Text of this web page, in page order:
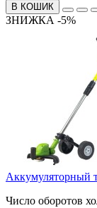
В КОШИК
ЗНИЖКА -5%
Аккумуляторный
Число оборотов